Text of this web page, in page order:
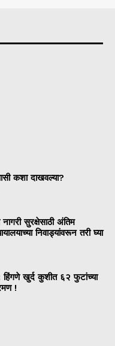
कशा दाखवल्या?
सुरक्षेसाठी अंतिम
निवाड्यांवरून तरी घ्या
खुर्द कुशीत ६२ फुटांच्या
!